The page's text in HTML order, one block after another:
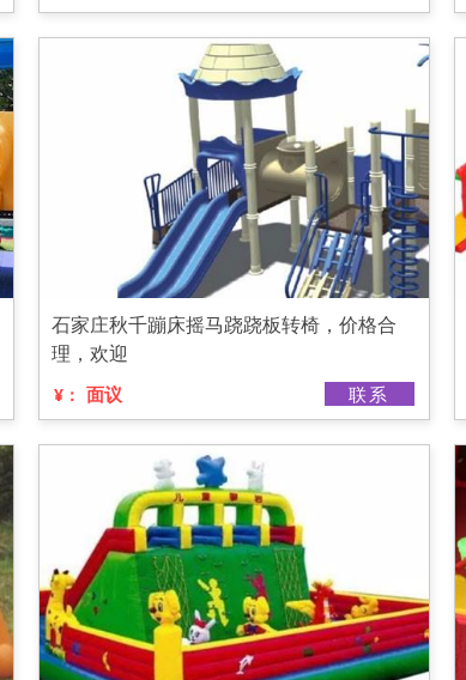
石家庄秋千蹦床摇马跷跷板转椅，价格合
理，欢迎
¥： 面议 联系